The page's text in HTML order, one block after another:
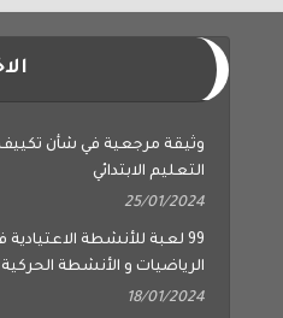
وثيقة مرجعية في شأن تكييف
التعليم الابتدائي
25/01/2024
99 لعبة للأنشطة
الرياضيات و الأنشطة الحركية
18/01/2024